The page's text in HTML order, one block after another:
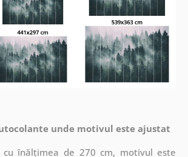
unde motivul este ajustat
cu înălțimea de 270 cm, motivul este